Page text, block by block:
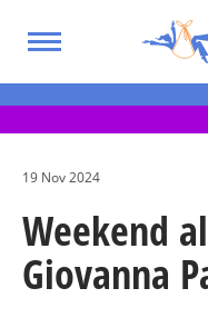
main
Toggle
Eventi per
nella Città
19 Nov 2024
Weekend
Giovanna